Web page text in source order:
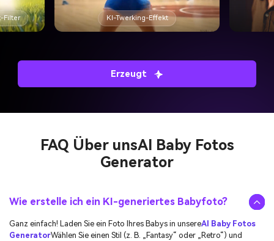
Filter KI-Twerking-Effekt
Erzeugt
FAQ Über unsAI Baby Fotos
Generator
Wie erstelle ich ein KI-generiertes Babyfoto?
Ganz einfach! Laden Sie ein Foto Ihres Babys in unsereAI Baby Fotos
GeneratorWählen Sie einen Stil (z. B. „Fantasy“ oder „Retro“) und